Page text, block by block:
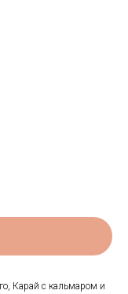
Карай с кальмаром и